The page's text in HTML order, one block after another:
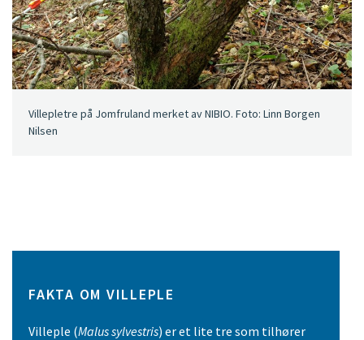
Villepletre på Jomfruland merket av NIBIO. Foto: Linn Borgen
Nilsen
FAKTA OM VILLEPLE
Villeple (Malus sylvestris) er et lite tre som tilhører